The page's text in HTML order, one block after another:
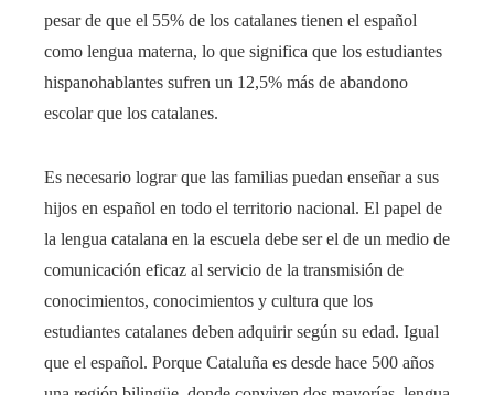
pesar de que el 55% de los catalanes tienen el español
como lengua materna, lo que significa que los estudiantes
hispanohablantes sufren un 12,5% más de abandono
escolar que los catalanes.
Es necesario lograr que las familias puedan enseñar a sus
hijos en español en todo el territorio nacional. El papel de
la lengua catalana en la escuela debe ser el de un medio de
comunicación eficaz al servicio de la transmisión de
conocimientos, conocimientos y cultura que los
estudiantes catalanes deben adquirir según su edad. Igual
que el español. Porque Cataluña es desde hace 500 años